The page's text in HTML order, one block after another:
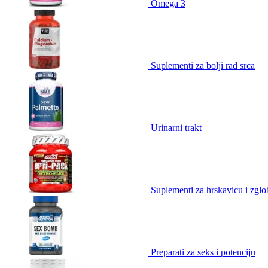
Omega 3
Suplementi za bolji rad srca
Urinarni trakt
Suplementi za hrskavicu i
Preparati za seks i potenciju